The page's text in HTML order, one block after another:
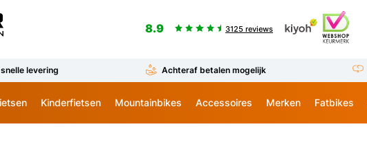
8.9 3125 reviews
levering Achteraf betalen mogelijk
Kinderfietsen Mountainbikes Accessoires Merken Fatbikes